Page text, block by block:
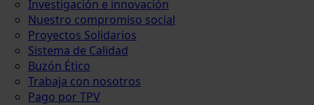
Investigación e innovación
Nuestro compromiso social
Proyectos Solidarios
Sistema de Calidad
Buzón Ético
Trabaja con nosotros
Pago por TPV